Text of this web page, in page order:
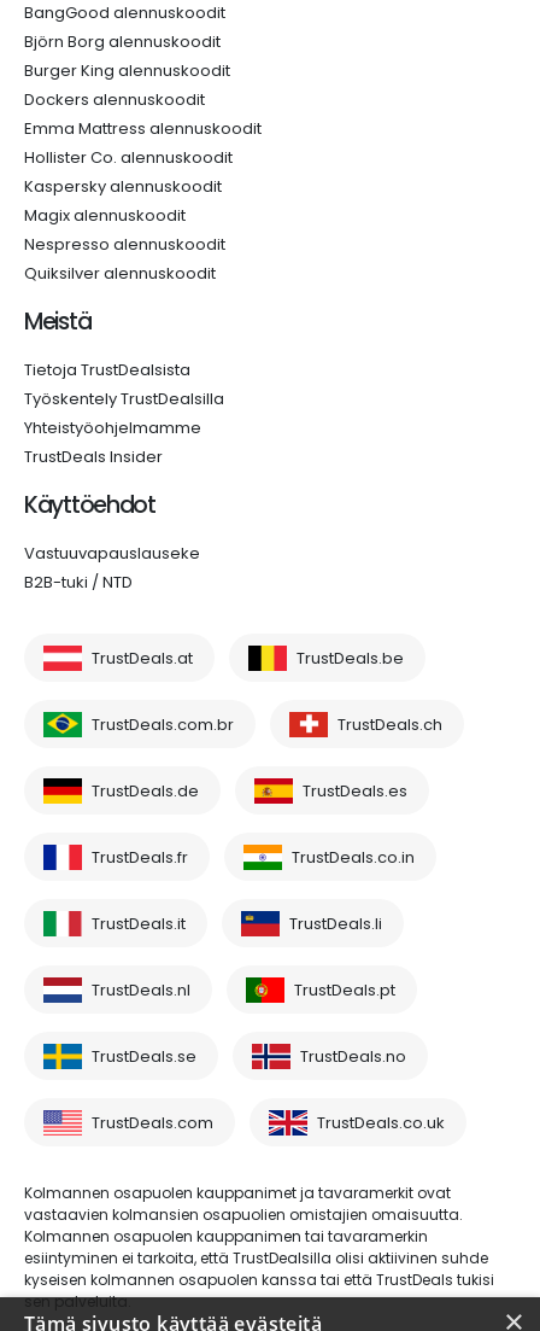
BangGood alennuskoodit
Björn Borg alennuskoodit
Burger King alennuskoodit
Dockers alennuskoodit
Emma Mattress alennuskoodit
Hollister Co. alennuskoodit
Kaspersky alennuskoodit
Magix alennuskoodit
Nespresso alennuskoodit
Quiksilver alennuskoodit
Meistä
Tietoja TrustDealsista
Työskentely TrustDealsilla
Yhteistyöohjelmamme
TrustDeals Insider
Käyttöehdot
Vastuuvapauslauseke
B2B-tuki / NTD
TrustDeals.at TrustDeals.be
TrustDeals.com.br TrustDeals.ch
TrustDeals.de TrustDeals.es
TrustDeals.fr TrustDeals.co.in
TrustDeals.it TrustDeals.li
TrustDeals.nl TrustDeals.pt
TrustDeals.se TrustDeals.no
TrustDeals.com TrustDeals.co.uk
Kolmannen osapuolen kauppanimet ja tavaramerkit ovat
vastaavien kolmansien osapuolien omistajien omaisuutta.
Kolmannen osapuolen kauppanimen tai tavaramerkin
esiintyminen ei tarkoita, että TrustDealsilla olisi aktiivinen suhde
kyseisen kolmannen osapuolen kanssa tai että TrustDeals tukisi
sen palveluita.
×
Tämä sivusto käyttää evästeitä